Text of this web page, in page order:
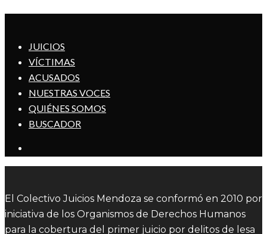
JUICIOS
VÍCTIMAS
ACUSADOS
NUESTRAS VOCES
QUIÉNES SOMOS
BUSCADOR
El Colectivo Juicios Mendoza se conformó en 2010 por
iniciativa de los Organismos de Derechos Humanos
para la cobertura del primer juicio por delitos de lesa